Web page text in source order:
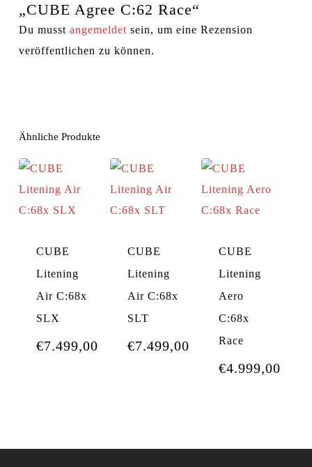
„CUBE Agree C:62 Race“
Du musst angemeldet sein, um eine Rezension
veröffentlichen zu können.
Ähnliche Produkte
CUBE
Litening
Air C:68x
SLX
€7.499,00
CUBE
Litening
Air C:68x
SLT
€7.499,00
CUBE
Litening
Aero
C:68x
Race
€4.999,00